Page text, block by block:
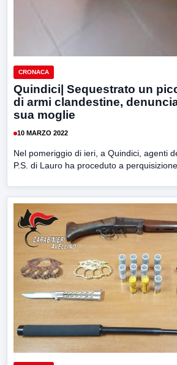
CRONACA
Quindici| Sequestrato un
di armi clandestine,
sua moglie
10 MARZO 2022
Nel pomeriggio di ieri, a Quindici, agenti
P.S. di Lauro ha proceduto a perquisizione